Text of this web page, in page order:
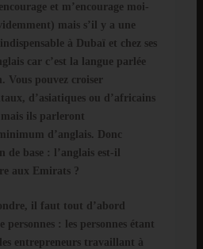
et m’encourage moi-
mais s’il y a une
à Dubaï et chez ses
car c’est la langue parlée
Vous pouvez croiser
d’asiatiques ou d’africains
ils parleront
d’anglais. Donc
base : l’anglais est-il
aux Emirats ?
il faut tout d’abord
personnes : les personnes étant
entrepreneurs travaillant à